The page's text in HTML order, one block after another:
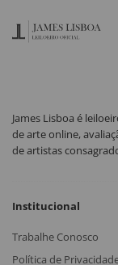
James Lisboa é
de arte online,
de artistas
Institucional
Trabalhe Conosco
Política de